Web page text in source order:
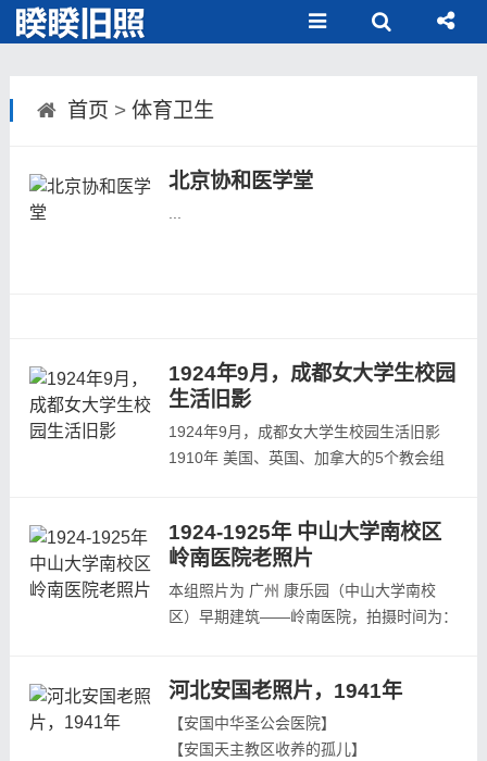
首页 > 体育卫生
北京协和医学堂
1924年9月，成都女大学生校园
生活旧影
1924年9月，成都女大学生校园生活旧影
1910年 美国、英国、加拿大的5个教会组
的日子。这一天，8名中国女学生步入华西
协和大学行政管理大楼，正式成为大学生。
华西协和大学也成了中国西部第一所男女同
校的大学。8名女大学生分别学习医学、文
1924-1925年 中山大学南校区
岭南医院老照片
本组照片为 广州 康乐园（中山大学南校
区）早期建筑——岭南医院，拍摄时间为：
校工施医留医之用。”有可能也是同时为村
民提供医治。照片预览见：...
河北安国老照片，1941年
【安国中华圣公会医院】
【安国天主教区收养的孤儿】